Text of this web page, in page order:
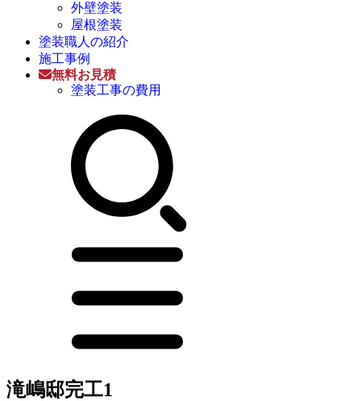
外壁塗装
屋根塗装
塗装職人の紹介
施工事例
無料お見積
塗装工事の費用
滝嶋邸完工1